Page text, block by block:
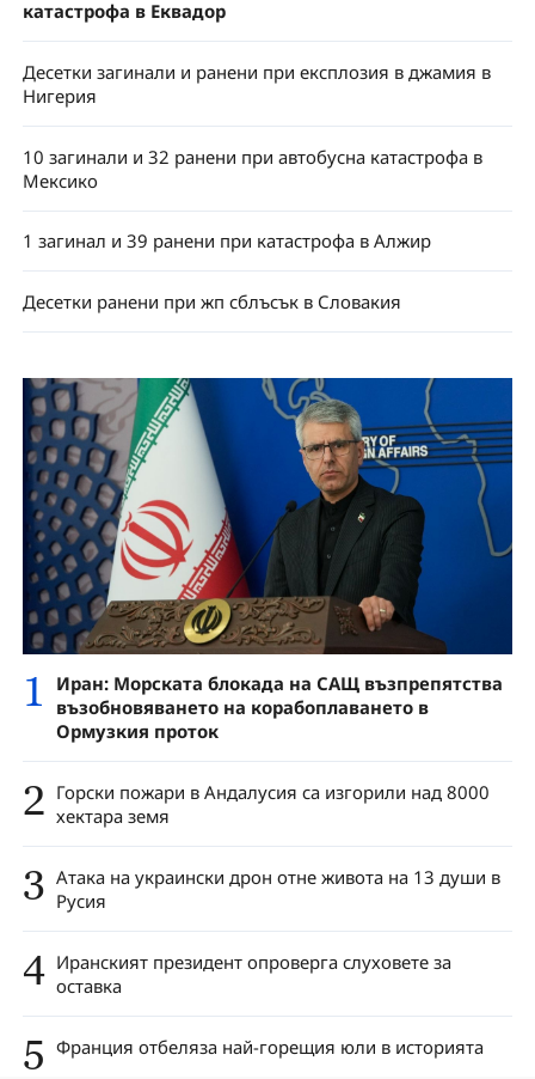
катастрофа в Еквадор
Десетки загинали и ранени при експлозия в джамия в
Нигерия
10 загинали и 32 ранени при автобусна катастрофа в
Мексико
1 загинал и 39 ранени при катастрофа в Алжир
Десетки ранени при жп сблъсък в Словакия
1
Иран: Морската блокада на САЩ възпрепятства
възобновяването на корабоплаването в
Ормузкия проток
2 Горски пожари в Андалусия са изгорили над 8000
хектара земя
3 Атака на украински дрон отне живота на 13 души в
Русия
4 Иранският президент опроверга слуховете за
оставка
5 Франция отбеляза най-горещия юли в историята